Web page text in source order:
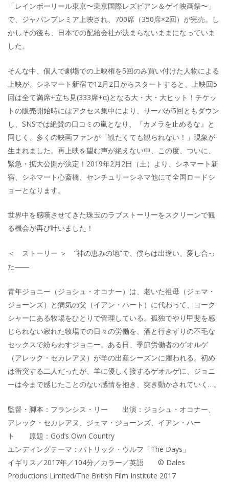
「レインボーリール東京〜東京国際レズビアン＆ゲイ映画祭〜」
で、ジャパンプレミア上映され、700席（350席×2回）が完売。し
かしその後も、日本での配給会社が決まらないままになっていま
した。
そんな中、個人で劇場での上映権を5回のみ買い付けた人物による
上映が、シネマート新宿で12月2日からスタートすると、上映回5
回は全て満席+立ち見(333席+α)となる大・大・大ヒット！チケッ
トの販売開始時にはアクセス集中により、サーバが5回ともダウン
し、SNSでは絶賛の口コミの嵐となり、『カメラを止めるな』と
同じく、多くの映画ファンが「観たくても観られない！」現象が
生まれました。再上映を望む声が絶えない中、この度、ついに、
緊急・拡大公開が決定！2019年2月2日（土）より、シネマート新
宿、シネマート心斎橋、センチュリーシネマ他にて全国ロードシ
ョーとなります。
世界中を感嘆させてきた珠玉のラブストーリーをスクリーンで観
る機会が再び叶いました！
＜ ストーリー ＞ “神の恵みの地”で、僕らは出逢い、愛し合っ
た――
青年ジョニー（ジョシュ・オコナー）は、老いた祖母（ジェマ・
ジョーンズ）と病気の父（イアン・ハート）に代わって、ヨーク
シャーにある牧場をひとりで管理している。孤独でやり甲斐を感
じられない寂れた牧場での日々の労働を、酒と行きずりの不毛な
セックスで紛らわすジョニー。ある日、季節労働者のゲオルゲ
（アレック・セカレアヌ）が羊の出産シーズンに雇われる。初め
は衝突する二人だったが、羊に優しく接するゲオルゲに、ジョニ
ーは今まで感じたことのない感情を抱き、突き動かされていく…。
監督・脚本：フランシス・リー 出演：ジョシュ・オコナー、
アレック・セカレアヌ、ジェマ・ジョーンズ、イアン・ハー
ト 原題：God’s Own Country
エンディングテーマ：パトリック・ウルフ「The Days」
イギリス／2017年／104分／カラー／英語 © Dales
Productions Limited/The British Film Institute 2017